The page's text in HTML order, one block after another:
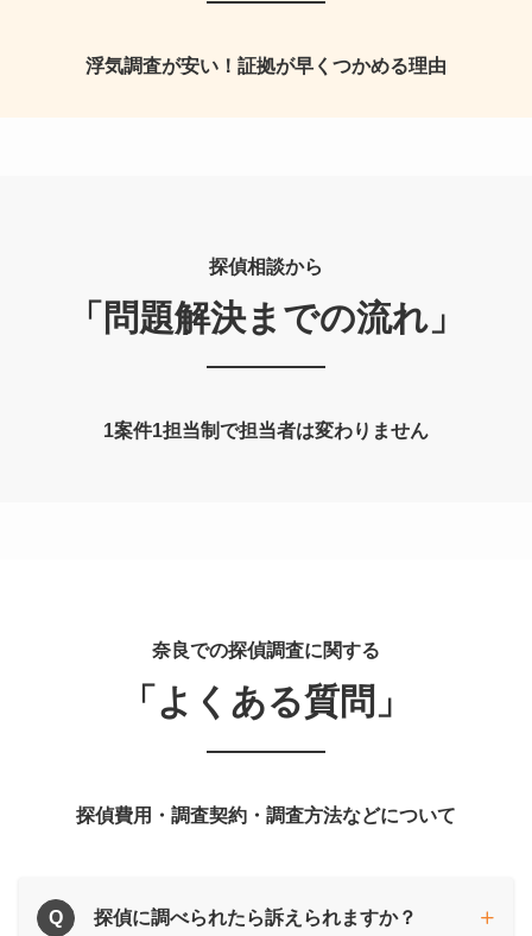
浮気調査が安い！証拠が早くつかめる理由
探偵相談から
「問題解決までの流れ」
1案件1担当制で担当者は変わりません
奈良での探偵調査に関する
「よくある質問」
探偵費用・調査契約・調査方法などについて
Q 探偵に調べられたら訴えられますか？